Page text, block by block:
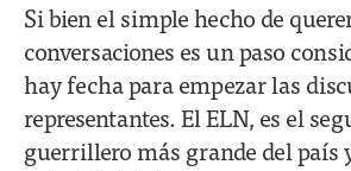
Si bien el simple hecho de
conversaciones es un paso
hay fecha para empezar las
representantes. El ELN, es el
guerrillero más grande del país